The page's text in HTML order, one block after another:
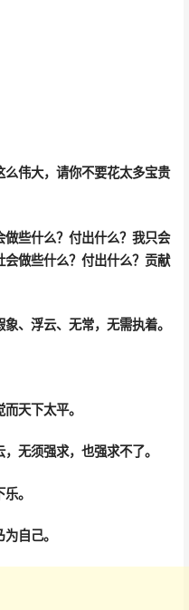
伟大，请你不要花太多宝贵
些什么？付出什么？我只会
做些什么？付出什么？贡献
、浮云、无常，无需执着。
天下太平。
无须强求，也强求不了。
。
自己。